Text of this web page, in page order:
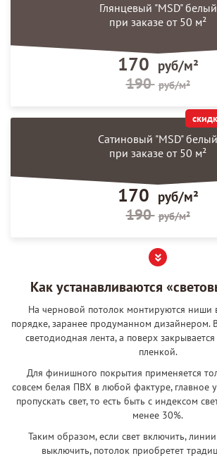
Глянцевый "MSD" белый
при заказе от 50 м²
170 руб/м²
190 руб/м²
Сатиновый "MSD" белый
при заказе от 50 м²
170 руб/м²
190 руб/м²
Как устанавливаются
На черновой потолок монтируются ниши
порядке, заранее продуманном дизайнером.
светодиодная лента, а поверх
пленкой.
Для финишного покрытия применяется
совсем белая ПВХ в любой фактуре, главное
пропускать свет, то есть быть с индексом
менее 30%.
Таким образом, если свет включить, линии
выключить, потолок приобретет